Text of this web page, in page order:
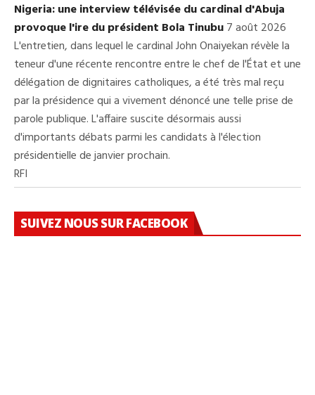
Nigeria: une interview télévisée du cardinal d'Abuja
provoque l'ire du président Bola Tinubu7 août 2026
L'entretien, dans lequel le cardinal John Onaiyekan révèle la
teneur d'une récente rencontre entre le chef de l'État et une
délégation de dignitaires catholiques, a été très mal reçu
par la présidence qui a vivement dénoncé une telle prise de
parole publique. L'affaire suscite désormais aussi
d'importants débats parmi les candidats à l'élection
présidentielle de janvier prochain.
RFI
SUIVEZ NOUS SUR FACEBOOK